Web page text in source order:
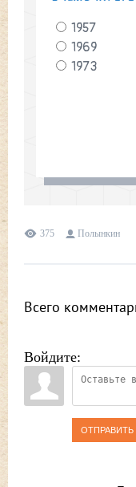
375 Полынкин
Всего
Войдите:
ОТПРАВИТЬ